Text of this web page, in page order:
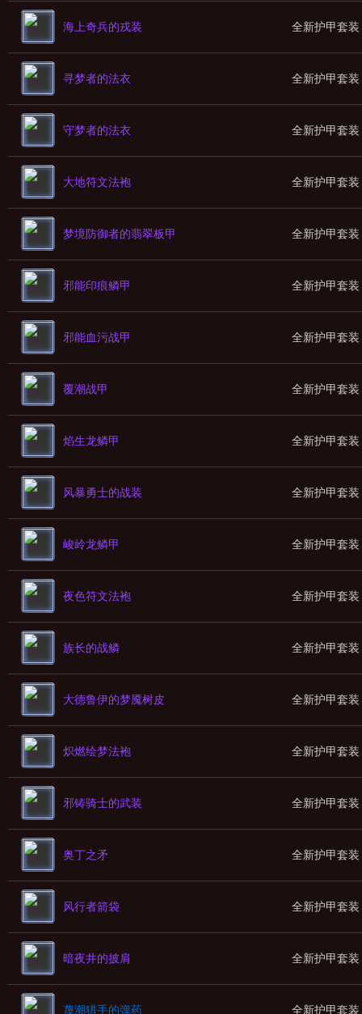
海上奇兵的戎装 全新护甲套装
寻梦者的法衣 全新护甲套装
守梦者的法衣 全新护甲套装
大地符文法袍 全新护甲套装
梦境防御者的翡翠板甲 全新护甲套装
邪能印痕鳞甲 全新护甲套装
邪能血污战甲 全新护甲套装
覆潮战甲 全新护甲套装
焰生龙鳞甲 全新护甲套装
风暴勇士的战装 全新护甲套装
峻岭龙鳞甲 全新护甲套装
夜色符文法袍 全新护甲套装
族长的战鳞 全新护甲套装
大德鲁伊的梦魇树皮 全新护甲套装
炽燃绘梦法袍 全新护甲套装
邪铸骑士的武装 全新护甲套装
奥丁之矛 全新护甲套装
风行者箭袋 全新护甲套装
暗夜井的披肩 全新护甲套装
蔑潮猎手的弹药 全新护甲套装